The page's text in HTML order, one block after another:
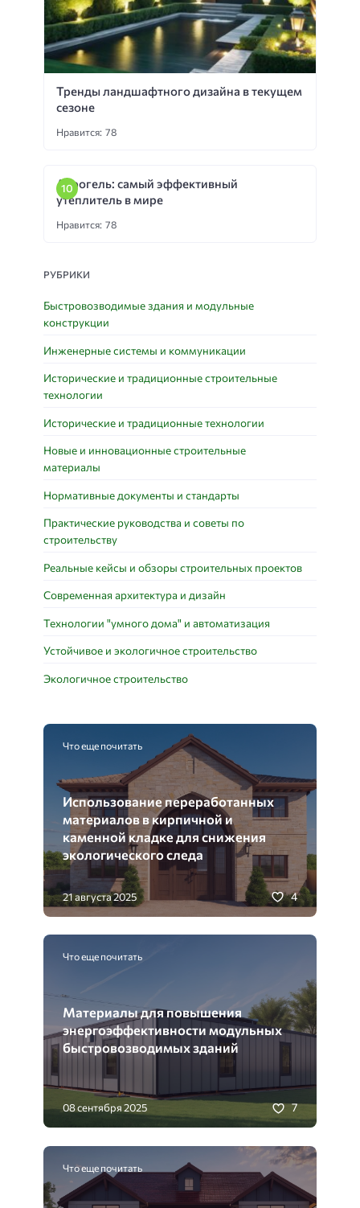
Тренды ландшафтного дизайна в текущем
сезоне
Нравится: 78
Аэрогель: самый эффективный
утеплитель в мире
Нравится: 78
РУБРИКИ
Быстровозводимые здания и модульные
конструкции
Инженерные системы и коммуникации
Исторические и традиционные строительные
технологии
Исторические и традиционные технологии
Новые и инновационные строительные
материалы
Нормативные документы и стандарты
Практические руководства и советы по
строительству
Реальные кейсы и обзоры строительных проектов
Современная архитектура и дизайн
Технологии "умного дома" и автоматизация
Устойчивое и экологичное строительство
Экологичное строительство
Что еще почитать
Использование переработанных
материалов в кирпичной и
каменной кладке для снижения
экологического следа
21 августа 2025 4
Что еще почитать
Материалы для повышения
энергоэффективности модульных
быстровозводимых зданий
08 сентября 2025 7
Что еще почитать